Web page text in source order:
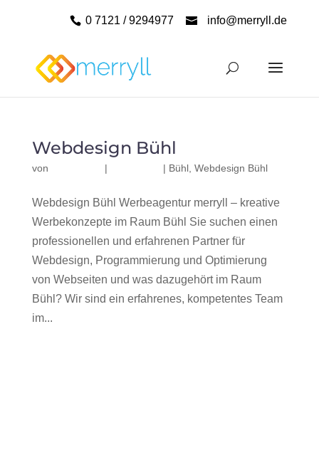
0 7121 / 9294977 info@merryll.de
Webdesign Bühl
von | | Bühl, Webdesign Bühl
Webdesign Bühl Werbeagentur merryll – kreative
Werbekonzepte im Raum Bühl Sie suchen einen
professionellen und erfahrenen Partner für
Webdesign, Programmierung und Optimierung
von Webseiten und was dazugehört im Raum
Bühl? Wir sind ein erfahrenes, kompetentes Team
im...